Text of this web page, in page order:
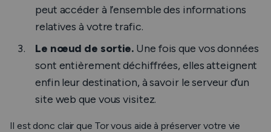
peut accéder à l’ensemble des informations
relatives à votre trafic.
Le nœud de sortie. Une fois que vos données
sont entièrement déchiffrées, elles atteignent
enfin leur destination, à savoir le serveur d’un
site web que vous visitez.
Il est donc clair que Tor vous aide à préserver votre vie